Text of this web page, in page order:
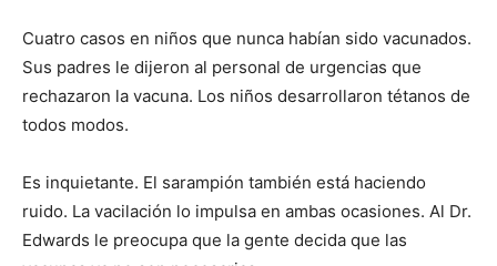
Cuatro casos en niños que nunca habían sido vacunados.
Sus padres le dijeron al personal de urgencias que
rechazaron la vacuna. Los niños desarrollaron tétanos de
todos modos.
Es inquietante. El sarampión también está haciendo
ruido. La vacilación lo impulsa en ambas ocasiones. Al Dr.
Edwards le preocupa que la gente decida que las